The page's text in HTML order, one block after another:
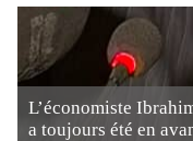
L’économiste
a toujours été en